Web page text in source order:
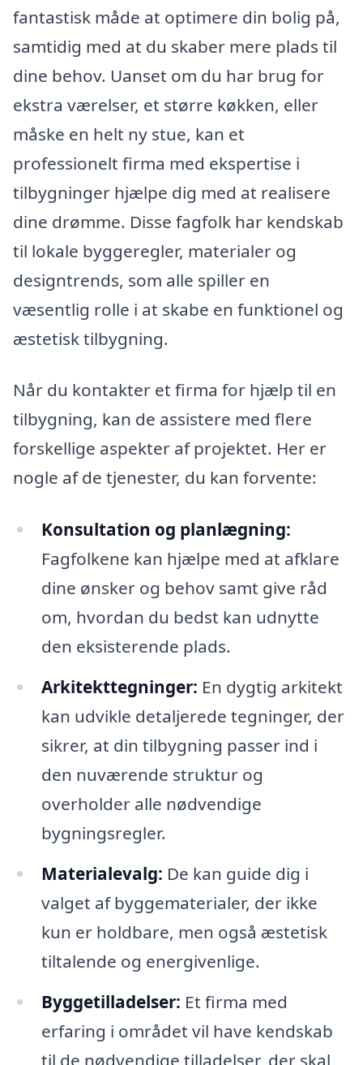
fantastisk måde at optimere din bolig på,
samtidig med at du skaber mere plads til
dine behov. Uanset om du har brug for
ekstra værelser, et større køkken, eller
måske en helt ny stue, kan et
professionelt firma med ekspertise i
tilbygninger hjælpe dig med at realisere
dine drømme. Disse fagfolk har kendskab
til lokale byggeregler, materialer og
designtrends, som alle spiller en
væsentlig rolle i at skabe en funktionel og
æstetisk tilbygning.
Når du kontakter et firma for hjælp til en
tilbygning, kan de assistere med flere
forskellige aspekter af projektet. Her er
nogle af de tjenester, du kan forvente:
Konsultation og planlægning:
Fagfolkene kan hjælpe med at afklare
dine ønsker og behov samt give råd
om, hvordan du bedst kan udnytte
den eksisterende plads.
Arkitekttegninger: En dygtig arkitekt
kan udvikle detaljerede tegninger, der
sikrer, at din tilbygning passer ind i
den nuværende struktur og
overholder alle nødvendige
bygningsregler.
Materialevalg: De kan guide dig i
valget af byggematerialer, der ikke
kun er holdbare, men også æstetisk
tiltalende og energivenlige.
Byggetilladelser: Et firma med
erfaring i området vil have kendskab
til de nødvendige tilladelser, der skal